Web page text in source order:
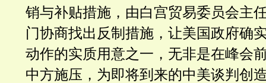
销与补贴措施，由白宫贸易委员会主
门协商找出反制措施，让美国政府确
动作的实质用意之一，无非是在峰会
中方施压，为即将到来的中美谈判创